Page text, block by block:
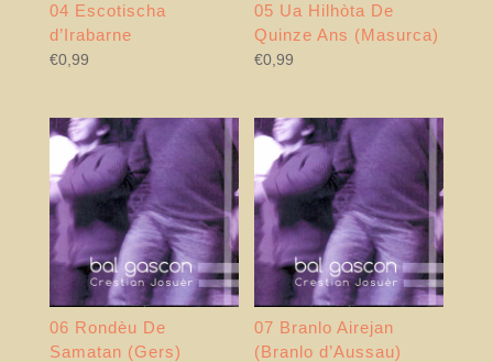
04 Escotischa
d’Irabarne
€0,99
05 Ua Hilhòta De
Quinze Ans (Masurca)
€0,99
06 Rondèu De
Samatan (Gers)
07 Branlo Airejan
(Branlo d’Aussau)